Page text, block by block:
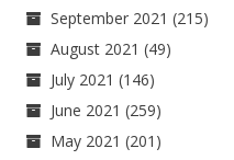
September 2021 (215)
August 2021 (49)
July 2021 (146)
June 2021 (259)
May 2021 (201)